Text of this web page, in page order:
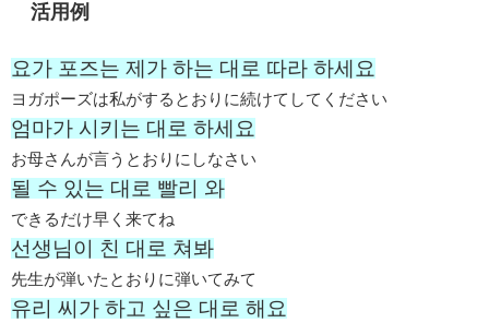
活用例
요가 포즈는 제가 하는 대로 따라 하세요
ヨガポーズは私がするとおりに続けてしてください
엄마가 시키는 대로 하세요
お母さんが言うとおりにしなさい
될 수 있는 대로 빨리 와
できるだけ早く来てね
선생님이 친 대로 쳐봐
先生が弾いたとおりに弾いてみて
유리 씨가 하고 싶은 대로 해요